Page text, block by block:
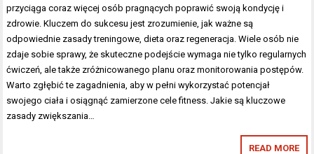
przyciąga coraz więcej osób pragnących poprawić swoją kondycję i
zdrowie. Kluczem do sukcesu jest zrozumienie, jak ważne są
odpowiednie zasady treningowe, dieta oraz regeneracja. Wiele osób nie
zdaje sobie sprawy, że skuteczne podejście wymaga nie tylko regularnych
ćwiczeń, ale także zróżnicowanego planu oraz monitorowania postępów.
Warto zgłębić te zagadnienia, aby w pełni wykorzystać potencjał
swojego ciała i osiągnąć zamierzone cele fitness. Jakie są kluczowe
zasady zwiększania…
READ MORE